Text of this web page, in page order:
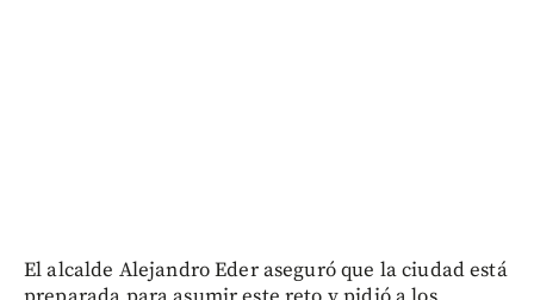
El alcalde Alejandro Eder aseguró que la ciudad está